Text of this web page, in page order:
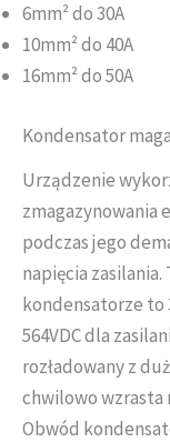
6mm² do 30A
10mm² do 40A
16mm² do 50A
Kondensator
Urządzenie
zmagazynowania
podczas jego
napięcia
kondensatorze to
564VDC dla
rozładowany z
chwilowo wzrasta
Obwód